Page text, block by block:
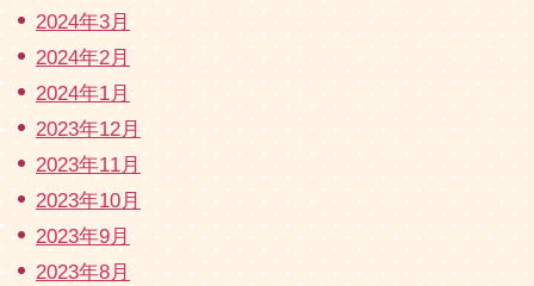
2024年3月
2024年2月
2024年1月
2023年12月
2023年11月
2023年10月
2023年9月
2023年8月